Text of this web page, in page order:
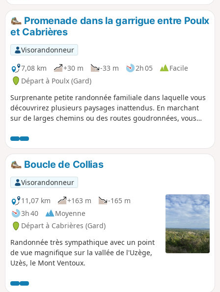
Promenade dans la garrigue entre Poulx
et Cabrières
Visorandonneur
7,08 km
+30 m -33 m 2h 05
Facile
Départ à Poulx (Gard)
Surprenante petite randonnée familiale dans laquelle vous
découvrirez plusieurs paysages inattendus. En marchant
sur de larges chemins ou des routes goudronnées, vous
sur la plaine puis vous continuerez dans un paysage
typique de garrigue et enfin vous longerez de grands prés
clôturés d'où vous pourrez même apercevoir la ville d'Uzès
de l'autre côté du Gardon.
Boucle de Collias
Visorandonneur
11,07 km
+163 m
-165 m
3h 40
Moyenne
Départ à Cabrières (Gard)
Randonnée très sympathique avec un point
de vue magnifique sur la vallée de l'Uzège,
Uzès, le Mont Ventoux.